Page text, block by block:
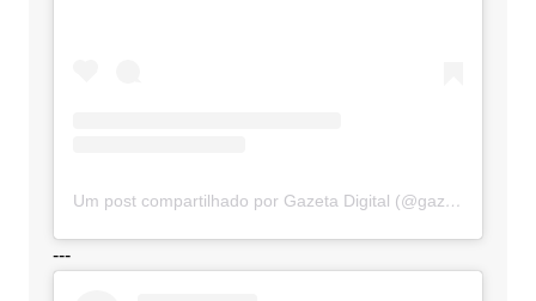
Um post compartilhado por Gazeta Digital (@gazetadigital)
---